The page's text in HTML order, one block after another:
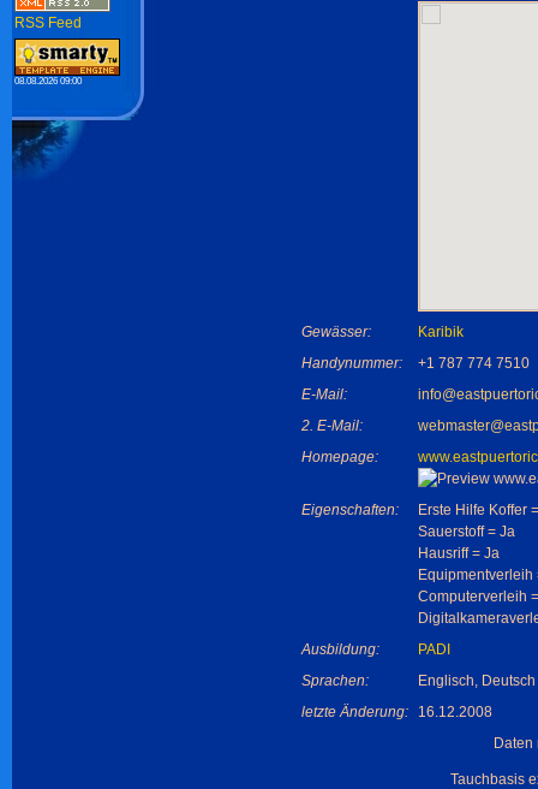
Gewässer:
Karibik
Handynummer:
+1 787 774 7510
E-Mail:
2. E-Mail:
Homepage:
Eigenschaften:
Erste Hilfe Koffer
Sauerstoff = Ja
Hausriff = Ja
Equipmentverleih
Computerverleih
Ausbildung:
PADI
Sprachen:
Englisch, Deutsch
letzte Änderung:
16.12.2008
Tauchbasis
RSS Feed
08.08.2026 09:00